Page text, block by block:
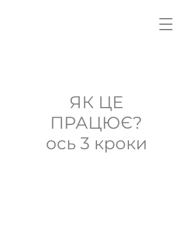
ЯК ЦЕ
ПРАЦЮЄ?
ось 3 кроки